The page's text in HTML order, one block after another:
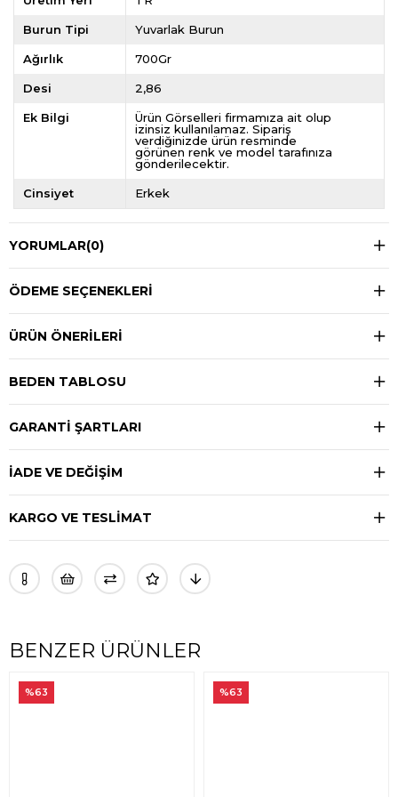
Burun Tipi Yuvarlak Burun
Ağırlık 700Gr
Desi 2,86
Ek Bilgi
Ürün Görselleri firmamıza ait olup
izinsiz kullanılamaz. Sipariş
verdiğinizde ürün resminde
görünen renk ve model tarafınıza
gönderilecektir.
Cinsiyet Erkek
YORUMLAR(0)
ÖDEME SEÇENEKLERI
ÜRÜN ÖNERILERI
BEDEN TABLOSU
GARANTİ ŞARTLARI
İADE VE DEĞİŞİM
KARGO VE TESLİMAT
BENZER ÜRÜNLER
%63 %63